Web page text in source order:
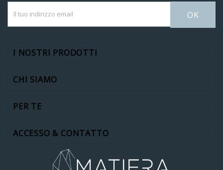
OK
I NOSTRI PRODOTTI
CHI SIAMO
PER TE
ACCESSO & CONTATTO